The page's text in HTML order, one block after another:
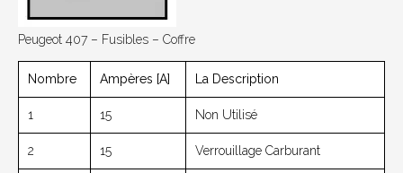
Peugeot 407 – Fusibles – Coffre
Nombre Ampères [A] La Description
1 15 Non Utilisé
2 15 Verrouillage Carburant